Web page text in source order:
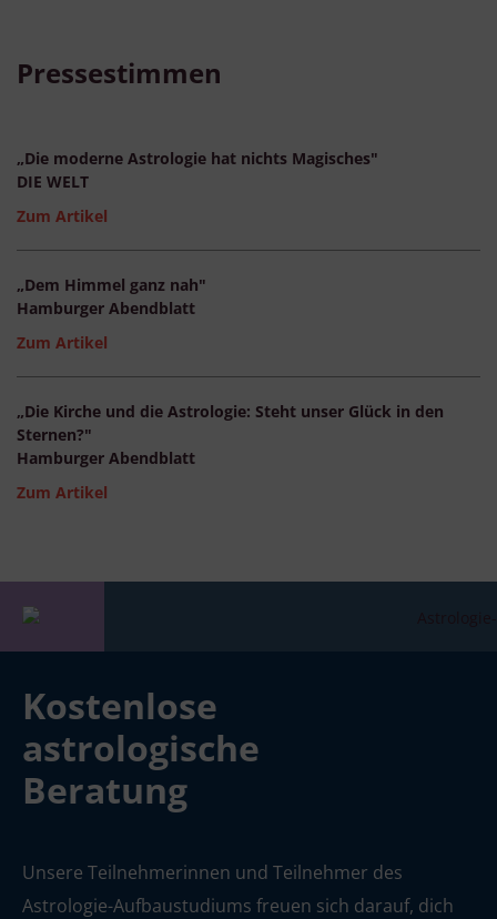
Pressestimmen
„Die moderne Astrologie hat nichts Magisches"
DIE WELT
Zum Artikel
„Dem Himmel ganz nah"
Hamburger Abendblatt
Zum Artikel
„Die Kirche und die Astrologie: Steht unser Glück in den
Sternen?"
Hamburger Abendblatt
Zum Artikel
Kostenlose
astrologische
Beratung
Unsere Teilnehmerinnen und Teilnehmer des
Astrologie-Aufbaustudiums freuen sich darauf, dich